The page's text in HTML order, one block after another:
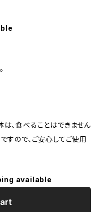
、食べることはできません
すので、ご安心してご使用
available